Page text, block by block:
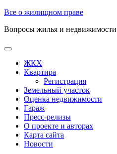
Skip
content
Все о жилищном праве
Вопросы жилья и недвижимости
Open
ButtonЖКХ
Квартира
Регистрация
Земельный участок
Оценка недвижимости
Гараж
Пресс-релизы
О проекте и авторах
Карта сайта
Новости